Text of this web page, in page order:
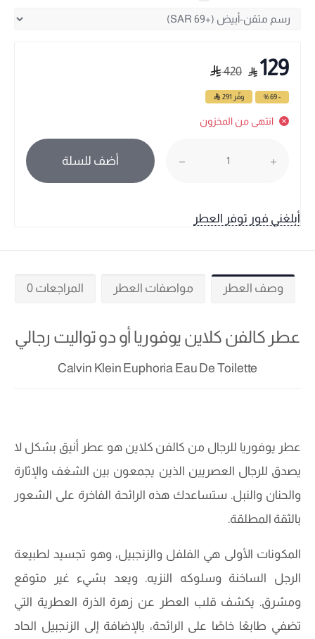
129
420
- 69 % وفّر 291
انتهى من المخزون
أضف للسلة
أبلغني فور توفر العطر
وصف العطر مواصفات العطر المراجعات 0
عطر كالفن كلاين يوفوريا أو دو تواليت رجالي
Calvin Klein Euphoria Eau De Toilette
عطر يوفوريا للرجال من كالفن كلاين هو عطر أنيق بشكل لا
يصدق للرجال العصريين الذين يجمعون بين الشغف والإثارة
والحنان والنبل. ستساعدك هذه الرائحة الفاخرة على الشعور
بالثقة المطلقة.
المكونات الأولى هي الفلفل والزنجبيل، وهو تجسيد لطبيعة
الرجل الساخنة وسلوكه النزيه. ويعد بشيء غير متوقع
ومشرق. يكشف قلب العطر عن زهرة الذرة العطرية التي
تضفي طابعًا خاصًا على الرائحة، بالإضافة إلى الزنجبيل الحاد